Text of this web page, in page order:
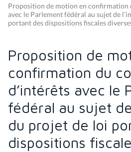
Proposition de motion en confirmation
avec le Parlement fédéral au sujet de
portant des dispositions fiscales
Proposition de
confirmation du
d’intérêts avec le
fédéral au sujet
du projet de loi
dispositions